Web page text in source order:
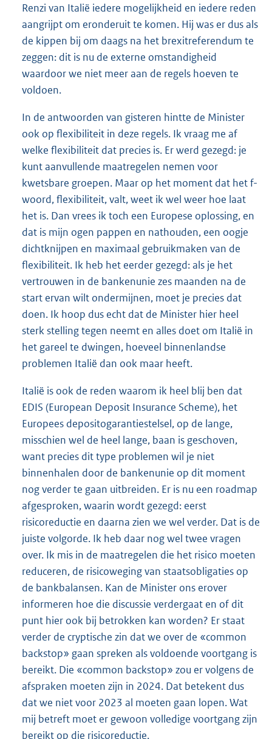
Renzi van Italië iedere mogelijkheid en iedere reden
aangrijpt om eronderuit te komen. Hij was er dus als
de kippen bij om daags na het brexitreferendum te
zeggen: dit is nu de externe omstandigheid
waardoor we niet meer aan de regels hoeven te
voldoen.
In de antwoorden van gisteren hintte de Minister
ook op flexibiliteit in deze regels. Ik vraag me af
welke flexibiliteit dat precies is. Er werd gezegd: je
kunt aanvullende maatregelen nemen voor
kwetsbare groepen. Maar op het moment dat het f-
woord, flexibiliteit, valt, weet ik wel weer hoe laat
het is. Dan vrees ik toch een Europese oplossing, en
dat is mijn ogen pappen en nathouden, een oogje
dichtknijpen en maximaal gebruikmaken van de
flexibiliteit. Ik heb het eerder gezegd: als je het
vertrouwen in de bankenunie zes maanden na de
start ervan wilt ondermijnen, moet je precies dat
doen. Ik hoop dus echt dat de Minister hier heel
sterk stelling tegen neemt en alles doet om Italië in
het gareel te dwingen, hoeveel binnenlandse
problemen Italië dan ook maar heeft.
Italië is ook de reden waarom ik heel blij ben dat
EDIS (European Deposit Insurance Scheme), het
Europees depositogarantiestelsel, op de lange,
misschien wel de heel lange, baan is geschoven,
want precies dit type problemen wil je niet
binnenhalen door de bankenunie op dit moment
nog verder te gaan uitbreiden. Er is nu een roadmap
afgesproken, waarin wordt gezegd: eerst
risicoreductie en daarna zien we wel verder. Dat is de
juiste volgorde. Ik heb daar nog wel twee vragen
over. Ik mis in de maatregelen die het risico moeten
reduceren, de risicoweging van staatsobligaties op
de bankbalansen. Kan de Minister ons erover
informeren hoe die discussie verdergaat en of dit
punt hier ook bij betrokken kan worden? Er staat
verder de cryptische zin dat we over de «common
backstop» gaan spreken als voldoende voortgang is
bereikt. Die «common backstop» zou er volgens de
afspraken moeten zijn in 2024. Dat betekent dus
dat we niet voor 2023 al moeten gaan lopen. Wat
mij betreft moet er gewoon volledige voortgang zijn
bereikt op die risicoreductie.